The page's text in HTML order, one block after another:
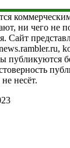
ни чего не
Сайт
публикуются
несёт.